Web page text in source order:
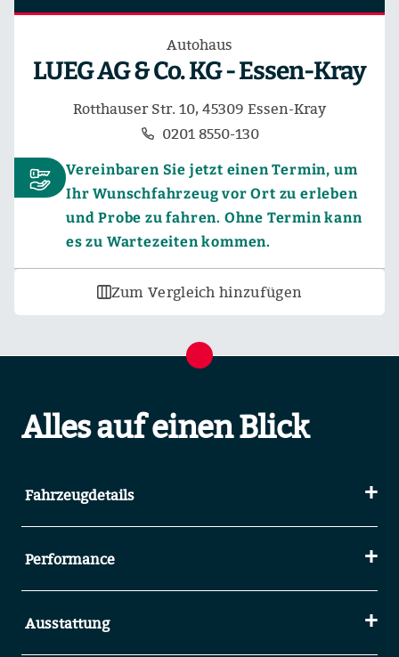
Autohaus
LUEG AG & Co. KG - Essen-Kray
Rotthauser Str. 10, 45309 Essen-Kray
0201 8550-130
Vereinbaren Sie jetzt einen Termin, um
Ihr Wunschfahrzeug vor Ort zu erleben
und Probe zu fahren. Ohne Termin kann
es zu Wartezeiten kommen.
Zum Vergleich hinzufügen
Alles auf einen Blick
Fahrzeugdetails
Performance
Ausstattung